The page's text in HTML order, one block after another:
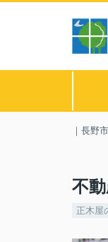
｜長野
不
正木屋